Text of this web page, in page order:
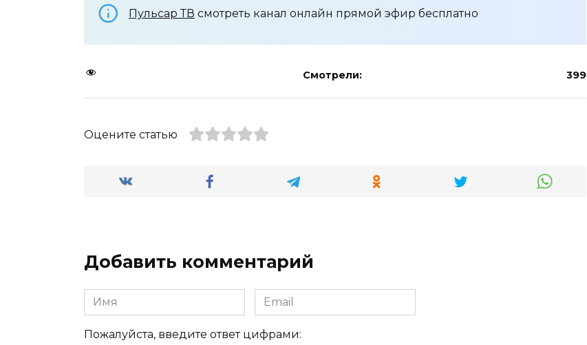
Пульсар ТВ смотреть канал онлайн прямой эфир бесплатно
Смотрели: 399
Оцените статью
Добавить комментарий
Имя Email
Пожалуйста, введите ответ цифрами: